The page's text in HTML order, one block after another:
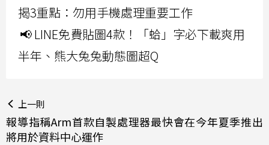
揭3重點：勿用手機處理重要工作
📢 LINE免費貼圖4款！「蛤」字必下載爽用
半年、熊大兔兔動態圖超Q
上一則
報導指稱Arm首款自製處理器最快會在今年夏季推出
將用於資料中心運作